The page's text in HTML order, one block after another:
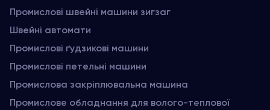
Промислові швейні машини зигзаг
Швейні автомати
Промислові ґудзикові машини
Промислові петельні машини
Промислова закріплювальна машина
Промислове обладнання для волого-теплової